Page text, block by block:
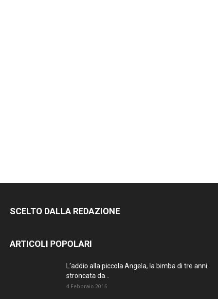
SCELTO DALLA REDAZIONE
ARTICOLI POPOLARI
L’addio alla piccola Angela, la bimba di tre anni
stroncata da...
4 Febbraio 2016